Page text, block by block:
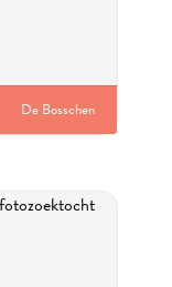
De Bosschen